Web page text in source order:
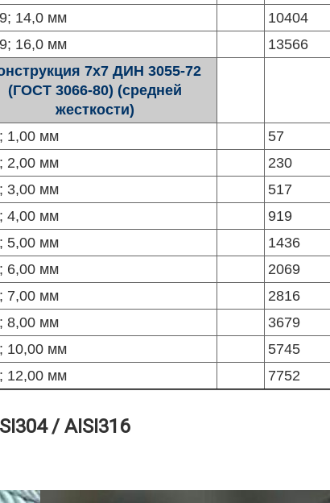
14,0 мм 10404
16,0 мм 13566
7х7 ДИН 3055-72
(ГОСТ 3066-80) (средней
жесткости)
1,00 мм 57
2,00 мм 230
3,00 мм 517
4,00 мм 919
5,00 мм 1436
6,00 мм 2069
7,00 мм 2816
8,00 мм 3679
10,00 мм 5745
12,00 мм 7752
/ AISI316